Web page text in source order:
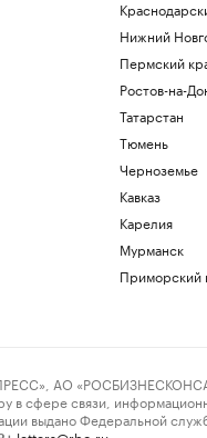
Нижний
Пермский
Ростов-на-
Татарстан
Тюмень
Черноземье
Кавказ
Карелия
Мурманск
Приморский
АО
в сфере связи,
выдано Федеральной